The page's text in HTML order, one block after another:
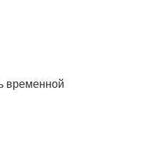
временной